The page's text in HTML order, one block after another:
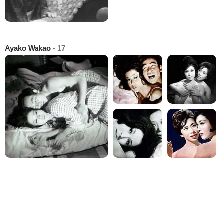
Ayako Wakao - 17